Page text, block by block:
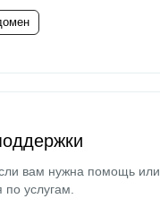
вам нужна помощь или
по услугам.